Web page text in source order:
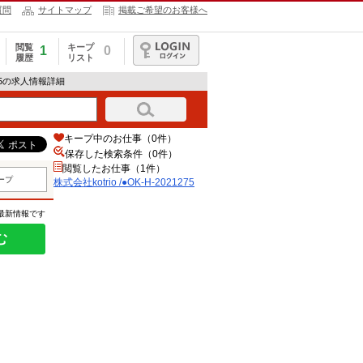
問 サイトマップ 掲載ご希望のお客様へ
閲覧
履歴
1
キープ
リスト
0
ログイン
求人情報詳細
プ
新情報です
キープ中のお仕事（0件）
保存した検索条件（0件）
閲覧したお仕事（1件）
株式会社kotrio /●OK-H-2021275